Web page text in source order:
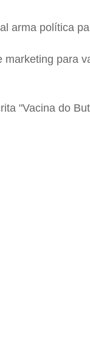
arma política
para
"Vacina do